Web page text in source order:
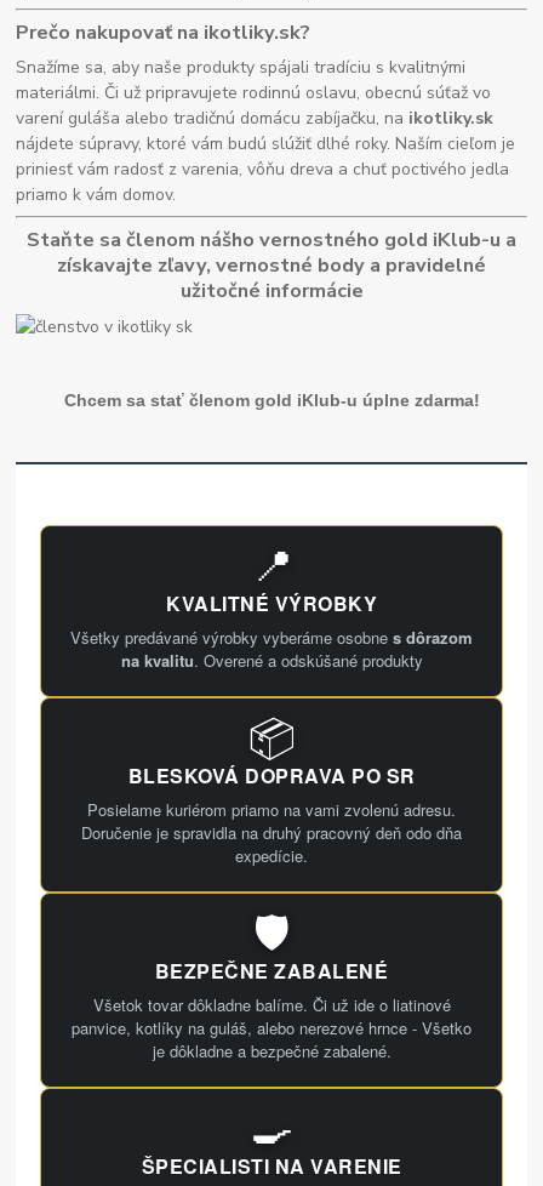
Prečo nakupovať na ikotliky.sk?
Snažíme sa, aby naše produkty spájali tradíciu s kvalitnými
materiálmi. Či už pripravujete rodinnú oslavu, obecnú súťaž vo
varení guláša alebo tradičnú domácu zabíjačku, na ikotliky.sk
nájdete súpravy, ktoré vám budú slúžiť dlhé roky. Naším cieľom je
priniesť vám radosť z varenia, vôňu dreva a chuť poctivého jedla
priamo k vám domov.
Staňte sa členom nášho vernostného gold iKlub-u a
získavajte zľavy, vernostné body a pravidelné
užitočné informácie
Chcem sa stať členom gold iKlub-u úplne zdarma!
📍
KVALITNÉ VÝROBKY
Všetky predávané výrobky vyberáme osobne s dôrazom
na kvalitu. Overené a odskúšané produkty
📦
BLESKOVÁ DOPRAVA PO SR
Posielame kuriérom priamo na vami zvolenú adresu.
Doručenie je spravidla na druhý pracovný deň odo dňa
expedície.
🛡️
BEZPEČNE ZABALENÉ
Všetok tovar dôkladne balíme. Či už ide o liatinové
panvice, kotlíky na guláš, alebo nerezové hrnce - Všetko
je dôkladne a bezpečné zabalené.
🍳
ŠPECIALISTI NA VARENIE